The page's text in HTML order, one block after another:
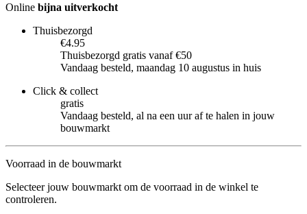
Online bijna uitverkocht
Thuisbezorgd
€4.95
Thuisbezorgd gratis vanaf €50
Vandaag besteld, maandag 10 augustus in huis
Click & collect
gratis
Vandaag besteld, al na een uur af te halen in jouw
bouwmarkt
Voorraad in de bouwmarkt
Selecteer jouw bouwmarkt om de voorraad in de winkel te
controleren.